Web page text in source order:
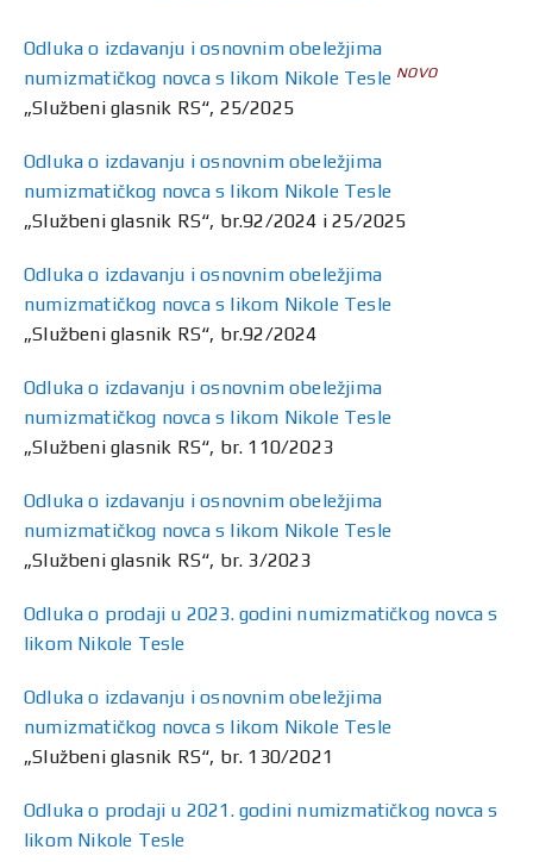
Odluka o izdavanju i osnovnim obeležjima
numizmatičkog novca s likom Nikole Tesle NOVO
„Službeni glasnik RS“, 25/2025
Odluka o izdavanju i osnovnim obeležjima
numizmatičkog novca s likom Nikole Tesle
„Službeni glasnik RS“, br.92/2024 i 25/2025
Odluka o izdavanju i osnovnim obeležjima
numizmatičkog novca s likom Nikole Tesle
„Službeni glasnik RS“, br.92/2024
Odluka o izdavanju i osnovnim obeležjima
numizmatičkog novca s likom Nikole Tesle
„Službeni glasnik RS“, br. 110/2023
Odluka o izdavanju i osnovnim obeležjima
numizmatičkog novca s likom Nikole Tesle
„Službeni glasnik RS“, br. 3/2023
Odluka o prodaji u 2023. godini numizmatičkog novca s
likom Nikole Tesle
Odluka o izdavanju i osnovnim obeležjima
numizmatičkog novca s likom Nikole Tesle
„Službeni glasnik RS“, br. 130/2021
Odluka o prodaji u 2021. godini numizmatičkog novca s
likom Nikole Tesle